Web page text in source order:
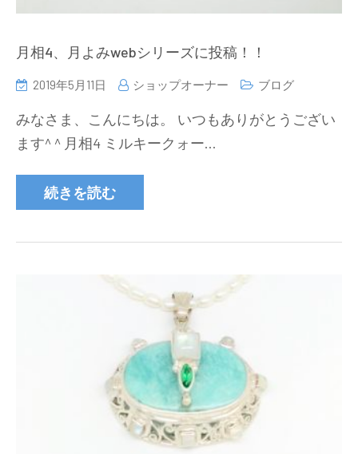
月相4、月よみwebシリーズに投稿！！
2019年5月11日 ショップオーナー ブログ
みなさま、こんにちは。 いつもありがとうござい
ます^ ^ 月相4 ミルキークォー…
続きを読む